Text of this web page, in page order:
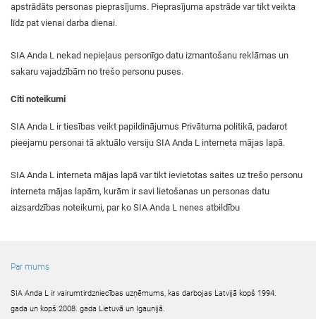
apstrādāts personas pieprasījums. Pieprasījuma apstrāde var tikt veikta
līdz pat vienai darba dienai.
SIA Anda L nekad nepieļaus personīgo datu izmantošanu reklāmas un
sakaru vajadzībām no trešo personu puses.
Citi noteikumi
SIA Anda L ir tiesības veikt papildinājumus Privātuma politikā, padarot
pieejamu personai tā aktuālo versiju SIA Anda L interneta mājas lapā.
SIA Anda L interneta mājas lapā var tikt ievietotas saites uz trešo personu
interneta mājas lapām, kurām ir savi lietošanas un personas datu
aizsardzības noteikumi, par ko SIA Anda L nenes atbildību
Par mums
SIA Anda L ir vairumtirdzniecības uzņēmums, kas darbojas Latvijā kopš 1994.
gada un kopš 2008. gada Lietuvā un Igaunijā.